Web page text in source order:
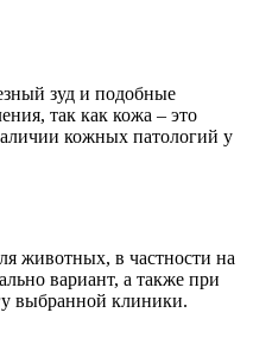
зуд и подобные
так как кожа – это
кожных патологий у
животных, в частности на
вариант, а также при
выбранной клиники.